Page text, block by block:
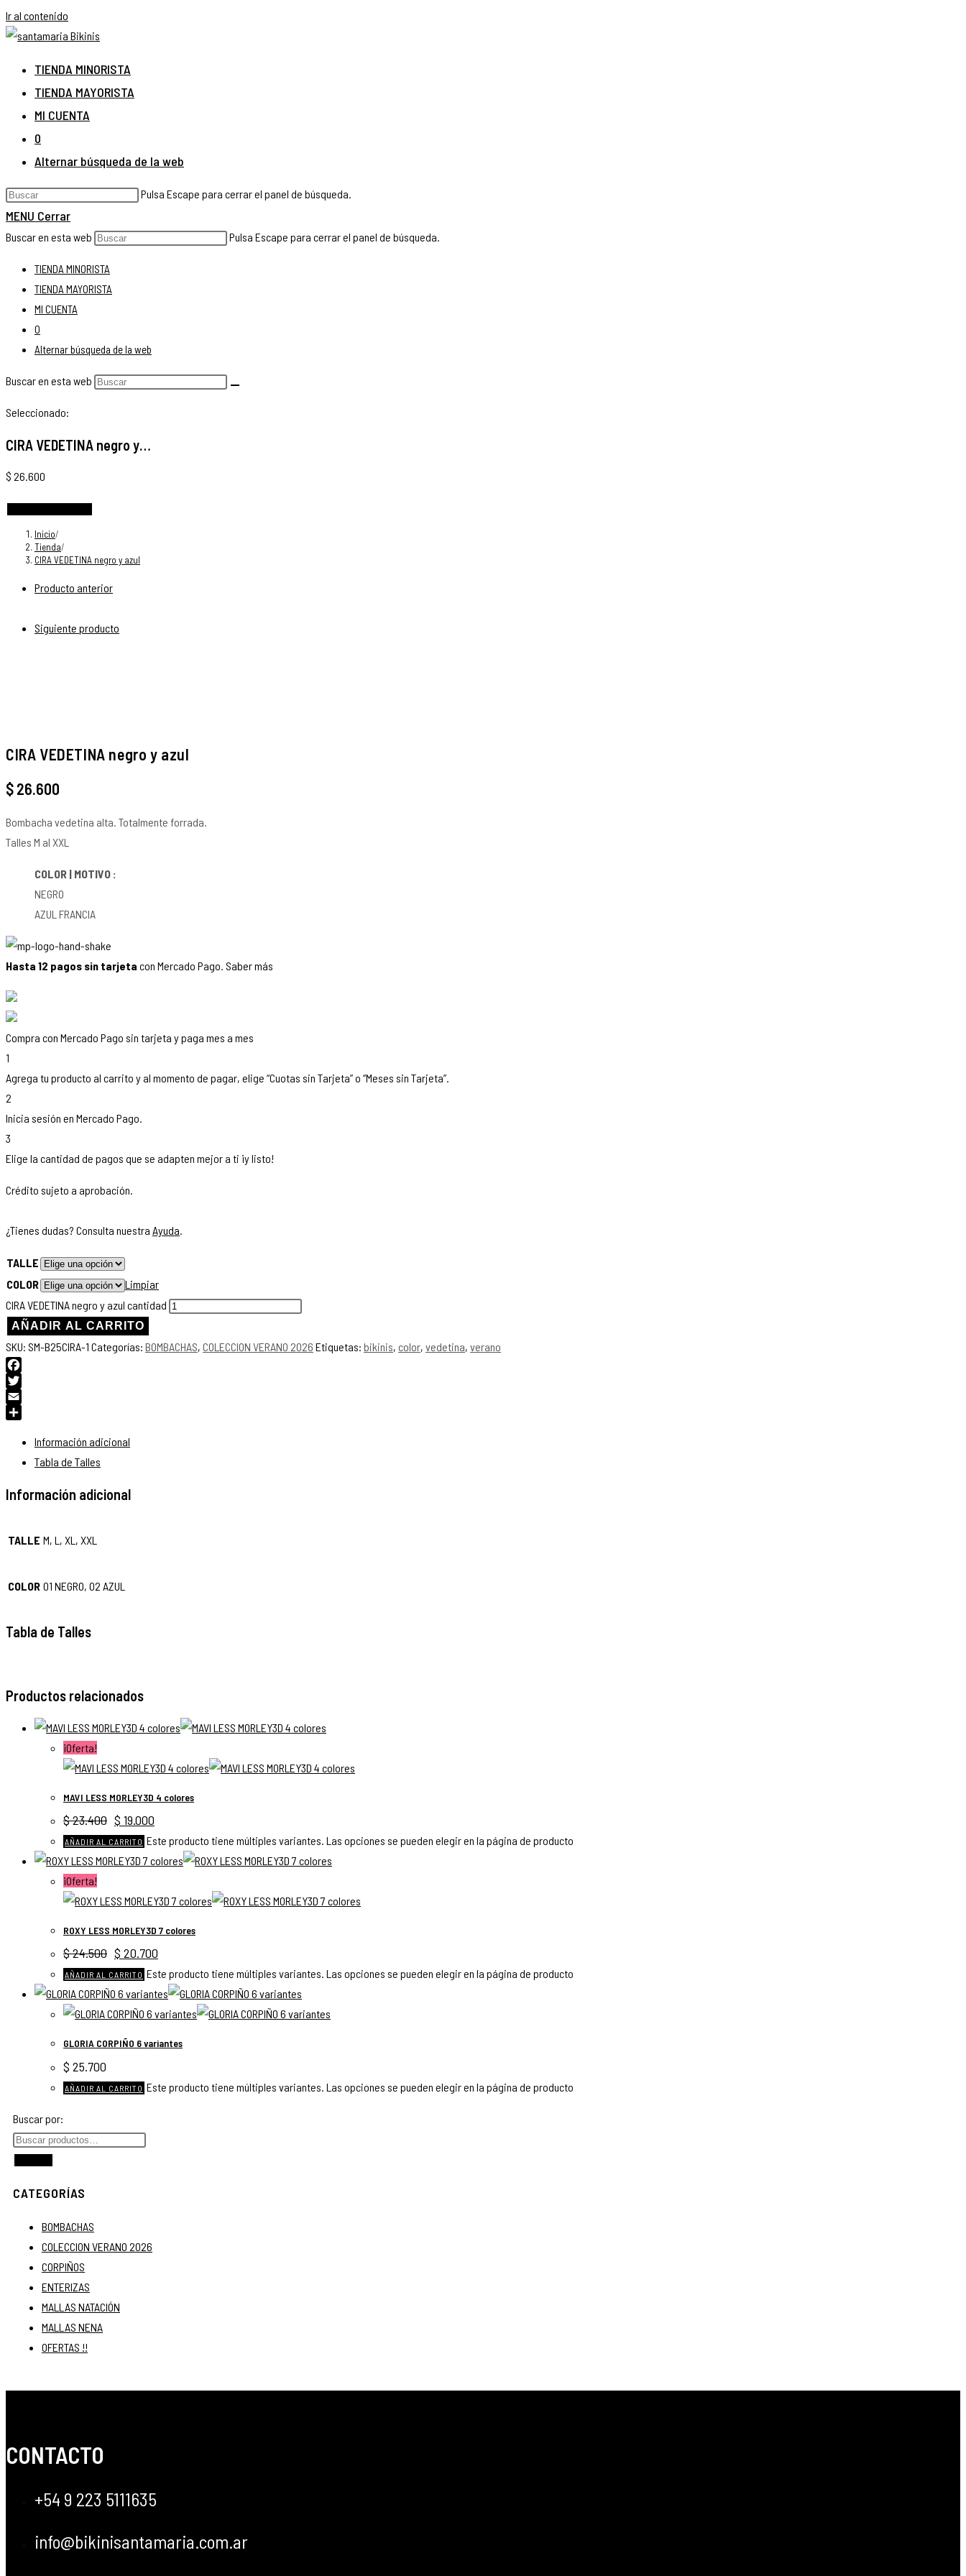
Ir al contenido
TIENDA MINORISTA
TIENDA MAYORISTA
MI CUENTA
0
Alternar búsqueda de la web
Pulsa Escape para cerrar el panel de búsqueda.
MENU Cerrar
Buscar en esta web Pulsa Escape para cerrar el panel de búsqueda.
TIENDA MINORISTA
TIENDA MAYORISTA
MI CUENTA
0
Alternar búsqueda de la web
Buscar en esta web
Seleccionado:
CIRA VEDETINA negro y…
$ 26.600
Inicio/
Tienda/
CIRA VEDETINA negro y azul
Producto anterior
Siguiente producto
CIRA VEDETINA negro y azul
$26.600
Bombacha vedetina alta. Totalmente forrada.
Talles M al XXL
COLOR | MOTIVO :
NEGRO
AZUL FRANCIA
Hasta 12 pagos sin tarjeta con Mercado Pago. Saber más
Compra con Mercado Pago sin tarjeta y paga mes a mes
1
Agrega tu producto al carrito y al momento de pagar, elige “Cuotas sin Tarjeta” o “Meses sin Tarjeta”.
2
Inicia sesión en Mercado Pago.
3
Elige la cantidad de pagos que se adapten mejor a ti ¡y listo!
Crédito sujeto a aprobación.
¿Tienes dudas? Consulta nuestra Ayuda.
TALLE
COLOR
Limpiar
CIRA VEDETINA negro y azul cantidad
AÑADIR AL CARRITO
SKU: SM-B25CIRA-1 Categorías: BOMBACHAS, COLECCION VERANO 2026 Etiquetas: bikinis, color, vedetina, verano
Facebook
Twitter
Email
Información adicional
Tabla de Talles
Información adicional
TALLE M, L, XL, XXL
COLOR 01 NEGRO, 02 AZUL
Tabla de Talles
Productos relacionados
¡Oferta!
MAVI LESS MORLEY3D 4 colores
$23.400 $ 19.000
AÑADIR AL CARRITO Este producto tiene múltiples variantes. Las opciones se pueden elegir en la página de producto
¡Oferta!
ROXY LESS MORLEY3D 7 colores
$24.500 $ 20.700
AÑADIR AL CARRITO Este producto tiene múltiples variantes. Las opciones se pueden elegir en la página de producto
GLORIA CORPIÑO 6 variantes
$ 25.700
AÑADIR AL CARRITO Este producto tiene múltiples variantes. Las opciones se pueden elegir en la página de producto
Buscar por:
CATEGORÍAS
BOMBACHAS
COLECCION VERANO 2026
CORPIÑOS
ENTERIZAS
MALLAS NATACIÓN
MALLAS NENA
OFERTAS !!
CONTACTO
+54 9 223 5111635
info@bikinisantamaria.com.ar